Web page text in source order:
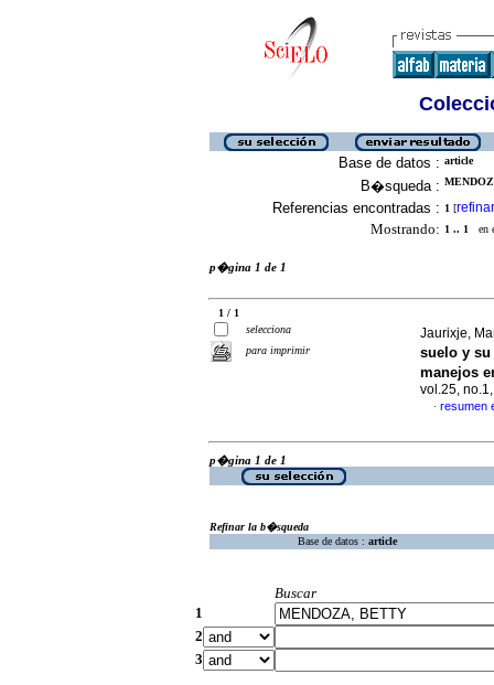
Base de datos : article
B�squeda :
Referencias encontradas : 1 [refinar
Mostrando: 1 .. 1 en
p�gina 1 de 1
1 / 1
selecciona
para imprimir
Jaurixje,
suelo y
manejos
vol.25,
· resumen
p�gina 1 de 1
Refinar la b�squeda
Base de datos : article
Buscar
1
2
3